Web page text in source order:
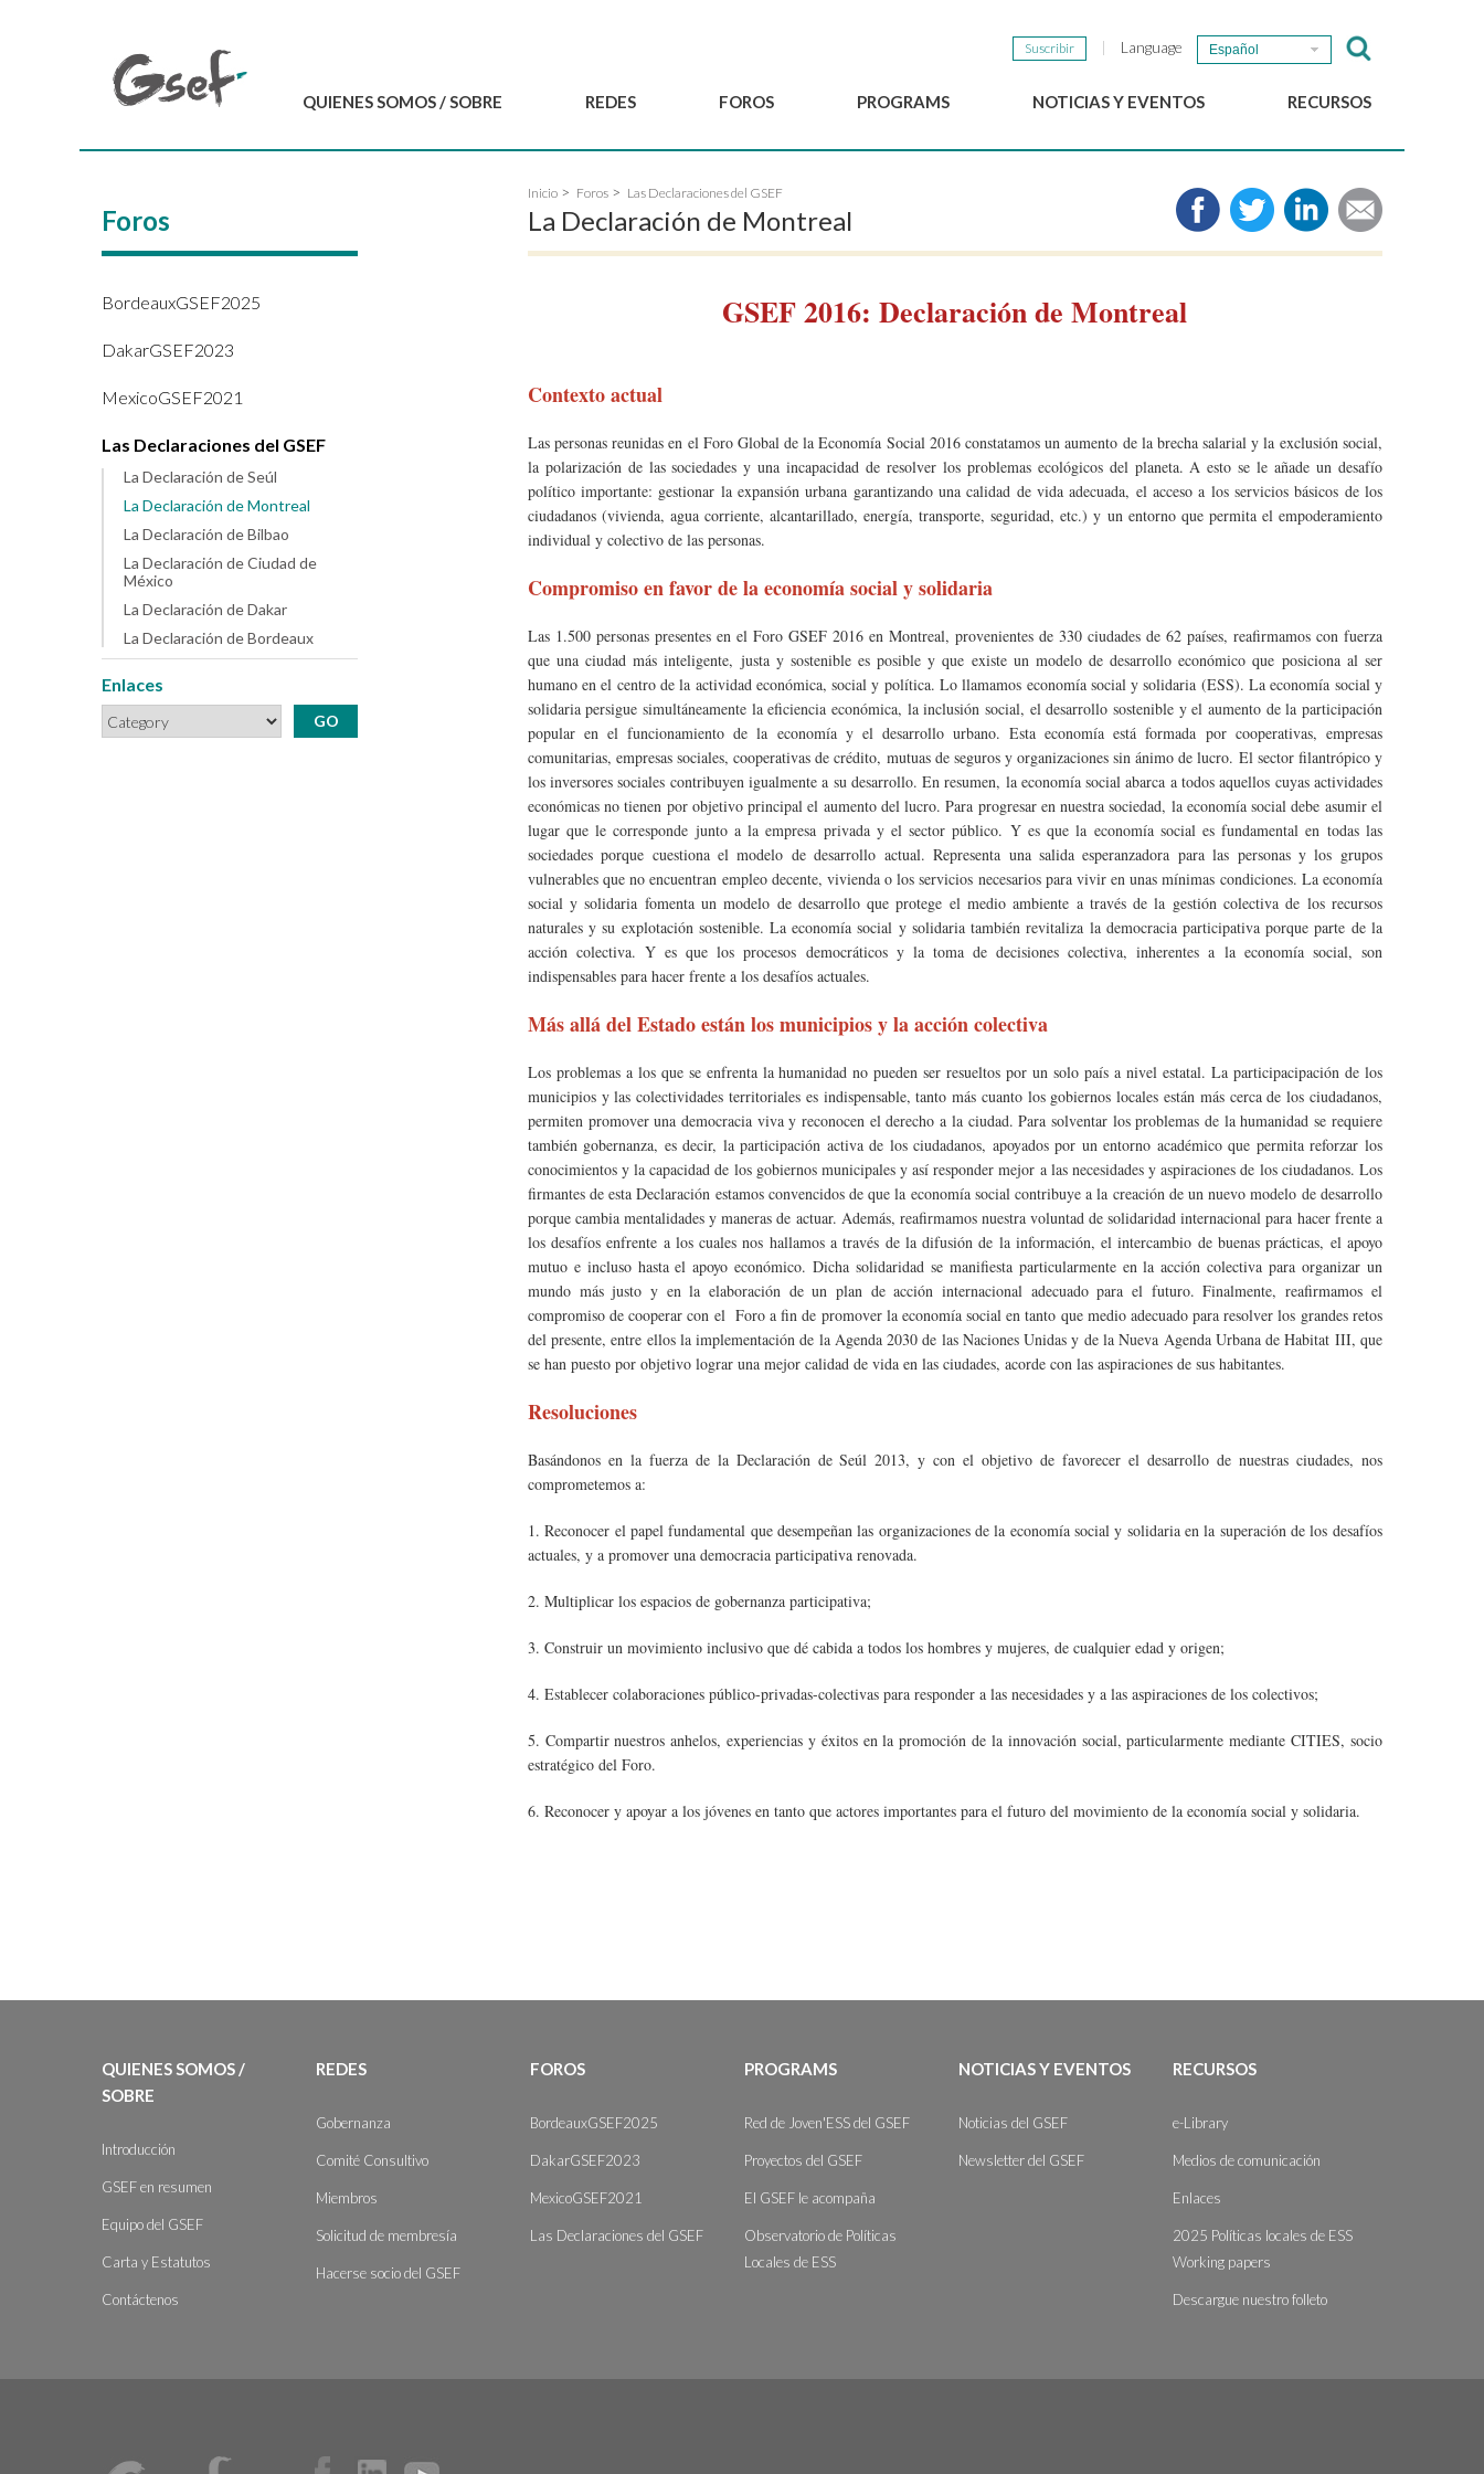
Suscribir Language Español
QUIENES SOMOS / SOBRE REDES
Comité Consultivo
Miembros
FOROS
DakarGSEF2023
MexicoGSEF2021
PROGRAMS
El GSEF le acompaña
NOTICIAS Y EVENTOS
Newsletter del GSEF
RECURSOS
Medios de comunicación
Enlaces
Foros
BordeauxGSEF2025
DakarGSEF2023
MexicoGSEF2021
Las Declaraciones del GSEF
La Declaración de Seúl
La Declaración de Montreal
La Declaración de Bilbao
La Declaración de Ciudad de
México
La Declaración de Dakar
La Declaración de Bordeaux
Enlaces
Inicio Foros Las Declaraciones del GSEF
La Declaración de Montreal
GSEF 2016: Declaración de Montreal
Contexto actual
Las personas reunidas en el Foro Global de la Economía Social 2016 constatamos un aumento de la brecha salarial y la exclusión social,
la polarización de las sociedades y una incapacidad de resolver los problemas ecológicos del planeta. A esto se le añade un desafío
político importante: gestionar la expansión urbana garantizando una calidad de vida adecuada, el acceso a los servicios básicos de los
ciudadanos (vivienda, agua corriente, alcantarillado, energía, transporte, seguridad, etc.) y un entorno que permita el empoderamiento
individual y colectivo de las personas.
Compromiso en favor de la economía social y solidaria
Las 1.500 personas presentes en el Foro GSEF 2016 en Montreal, provenientes de 330 ciudades de 62 países, reafirmamos con fuerza
que una ciudad más inteligente, justa y sostenible es posible y que existe un modelo de desarrollo económico que posiciona al ser
humano en el centro de la actividad económica, social y política. Lo llamamos economía social y solidaria (ESS). La economía social y
solidaria persigue simultáneamente la eficiencia económica, la inclusión social, el desarrollo sostenible y el aumento de la participación
popular en el funcionamiento de la economía y el desarrollo urbano. Esta economía está formada por cooperativas, empresas
comunitarias, empresas sociales, cooperativas de crédito, mutuas de seguros y organizaciones sin ánimo de lucro. El sector filantrópico y
los inversores sociales contribuyen igualmente a su desarrollo. En resumen, la economía social abarca a todos aquellos cuyas actividades
económicas no tienen por objetivo principal el aumento del lucro. Para progresar en nuestra sociedad, la economía social debe asumir el
lugar que le corresponde junto a la empresa privada y el sector público. Y es que la economía social es fundamental en todas las
sociedades porque cuestiona el modelo de desarrollo actual. Representa una salida esperanzadora para las personas y los grupos
vulnerables que no encuentran empleo decente, vivienda o los servicios necesarios para vivir en unas mínimas condiciones. La economía
social y solidaria fomenta un modelo de desarrollo que protege el medio ambiente a través de la gestión colectiva de los recursos
naturales y su explotación sostenible. La economía social y solidaria también revitaliza la democracia participativa porque parte de la
acción colectiva. Y es que los procesos democráticos y la toma de decisiones colectiva, inherentes a la economía social, son
indispensables para hacer frente a los desafíos actuales.
Más allá del Estado están los municipios y la acción colectiva
Los problemas a los que se enfrenta la humanidad no pueden ser resueltos por un solo país a nivel estatal. La participacipación de los
municipios y las colectividades territoriales es indispensable, tanto más cuanto los gobiernos locales están más cerca de los ciudadanos,
permiten promover una democracia viva y reconocen el derecho a la ciudad. Para solventar los problemas de la humanidad se requiere
también gobernanza, es decir, la participación activa de los ciudadanos, apoyados por un entorno académico que permita reforzar los
conocimientos y la capacidad de los gobiernos municipales y así responder mejor a las necesidades y aspiraciones de los ciudadanos. Los
firmantes de esta Declaración estamos convencidos de que la economía social contribuye a la creación de un nuevo modelo de desarrollo
porque cambia mentalidades y maneras de actuar. Además, reafirmamos nuestra voluntad de solidaridad internacional para hacer frente a
los desafíos enfrente a los cuales nos hallamos a través de la difusión de la información, el intercambio de buenas prácticas, el apoyo
mutuo e incluso hasta el apoyo económico. Dicha solidaridad se manifiesta particularmente en la acción colectiva para organizar un
mundo más justo y en la elaboración de un plan de acción internacional adecuado para el futuro. Finalmente, reafirmamos el
compromiso de cooperar con el Foro a fin de promover la economía social en tanto que medio adecuado para resolver los grandes retos
del presente, entre ellos la implementación de la Agenda 2030 de las Naciones Unidas y de la Nueva Agenda Urbana de Habitat III, que
se han puesto por objetivo lograr una mejor calidad de vida en las ciudades, acorde con las aspiraciones de sus habitantes.
Resoluciones
Basándonos en la fuerza de la Declaración de Seúl 2013, y con el objetivo de favorecer el desarrollo de nuestras ciudades, nos
comprometemos a:
1. Reconocer el papel fundamental que desempeñan las organizaciones de la economía social y solidaria en la superación de los desafíos
actuales, y a promover una democracia participativa renovada.
2. Multiplicar los espacios de gobernanza participativa;
3. Construir un movimiento inclusivo que dé cabida a todos los hombres y mujeres, de cualquier edad y origen;
4. Establecer colaboraciones público-privadas-colectivas para responder a las necesidades y a las aspiraciones de los colectivos;
5. Compartir nuestros anhelos, experiencias y éxitos en la promoción de la innovación social, particularmente mediante CITIES, socio
estratégico del Foro.
6. Reconocer y apoyar a los jóvenes en tanto que actores importantes para el futuro del movimiento de la economía social y solidaria.
QUIENES SOMOS /
SOBRE
Introducción
GSEF en resumen
Equipo del GSEF
Carta y Estatutos
Contáctenos
REDES
Gobernanza
Comité Consultivo
Miembros
Solicitud de membresía
Hacerse socio del GSEF
FOROS
BordeauxGSEF2025
DakarGSEF2023
MexicoGSEF2021
Las Declaraciones del GSEF
PROGRAMS
Red de Joven'ESS del GSEF
Proyectos del GSEF
El GSEF le acompaña
Observatorio de Políticas
Locales de ESS
NOTICIAS Y EVENTOS
Noticias del GSEF
Newsletter del GSEF
RECURSOS
e-Library
Medios de comunicación
Enlaces
2025 Políticas locales de ESS
Working papers
Descargue nuestro folleto